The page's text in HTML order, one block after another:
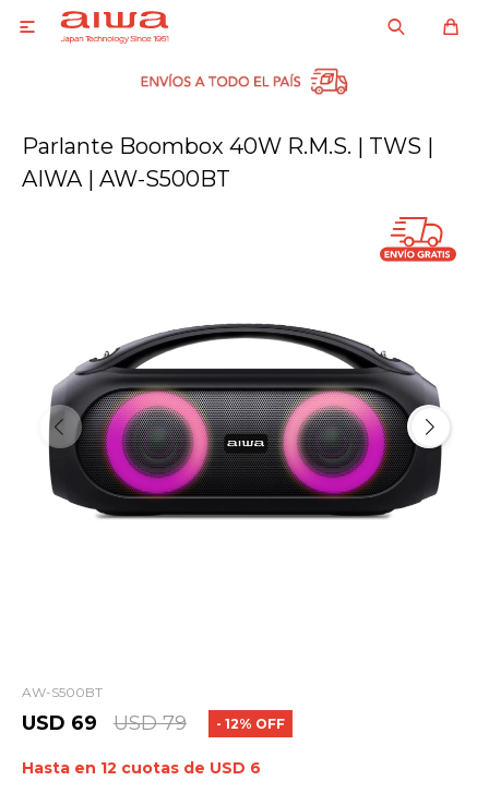

Parlante Boombox 40W R.M.S. | TWS |
AIWA | AW-S500BT
AW-S500BT
USD 69 USD 79 12
Hasta en 12 cuotas de USD 6